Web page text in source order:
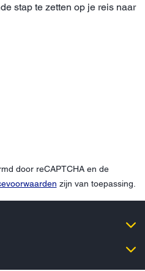
stap te zetten op je reis naar
door reCAPTCHA en de
zijn van toepassing.